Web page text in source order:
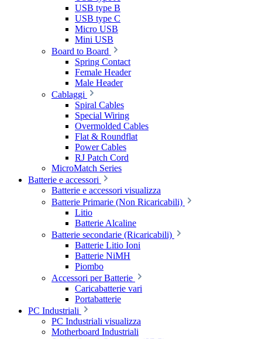
USB type B
USB type C
Micro USB
Mini USB
Board to Board
Spring Contact
Female Header
Male Header
Cablaggi
Spiral Cables
Special Wiring
Overmolded Cables
Flat & Roundflat
Power Cables
RJ Patch Cord
MicroMatch Series
Batterie e accessori
Batterie e accessori visualizza
Batterie Primarie (Non Ricaricabili)
Litio
Batterie Alcaline
Batterie secondarie (Ricaricabili)
Batterie Litio Ioni
Batterie NiMH
Piombo
Accessori per Batterie
Caricabatterie vari
Portabatterie
PC Industriali
PC Industriali visualizza
Motherboard Industriali